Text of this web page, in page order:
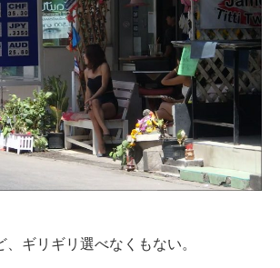
、ギリギリ選べなくもない。